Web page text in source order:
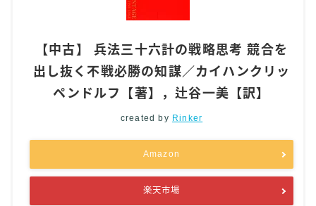
【中古】 兵法三十六計の戦略思考 競合を
出し抜く不戦必勝の知謀／カイハンクリッ
ペンドルフ【著】，辻谷一美【訳】
created by Rinker
Amazon
楽天市場